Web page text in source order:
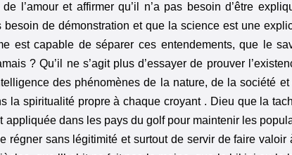
l’amour et affirmer qu’il n’a pas besoin d’être
de démonstration et que la science est une
est capable de séparer ces entendements, que le
? Qu’il ne s’agit plus d’essayer de prouver
des phénomènes de la nature, de la société et
la spiritualité propre à chaque croyant . Dieu que la
dans les pays du golf pour maintenir les
régner sans légitimité et surtout de servir de faire valoir